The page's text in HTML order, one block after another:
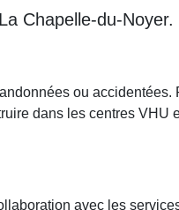
Chapelle-du-Noyer.
ou accidentées.
dans les centres VHU
avec les